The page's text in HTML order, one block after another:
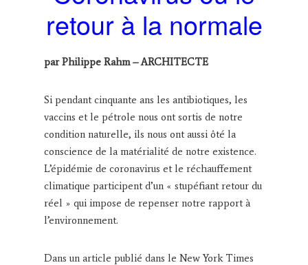
retour à la normale
par Philippe Rahm – ARCHITECTE
Si pendant cinquante ans les antibiotiques, les
vaccins et le pétrole nous ont sortis de notre
condition naturelle, ils nous ont aussi ôté la
conscience de la matérialité de notre existence.
L’épidémie de coronavirus et le réchauffement
climatique participent d’un « stupéfiant retour du
réel » qui impose de repenser notre rapport à
l’environnement.
Dans un article publié dans le New York Times